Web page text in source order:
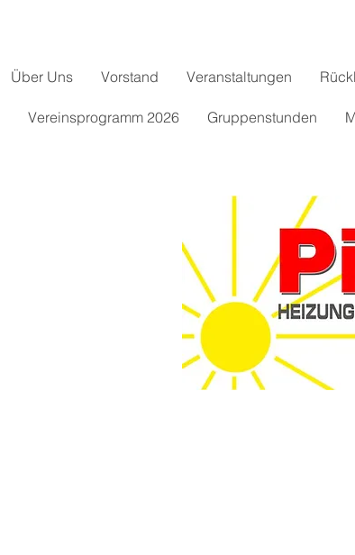
Über Uns Vorstand Veranstaltungen
Vereinsprogramm 2026 Gruppenstunden